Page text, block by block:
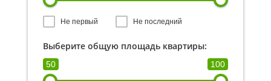
Не первый Не последний
Выберите общую площадь квартиры:
50 100